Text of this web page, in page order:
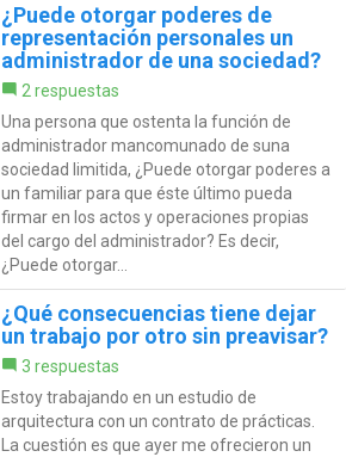
¿Puede otorgar poderes de
representación personales un
administrador de una sociedad?
2 respuestas
Una persona que ostenta la función de
administrador mancomunado de suna
sociedad limitida, ¿Puede otorgar poderes a
un familiar para que éste último pueda
firmar en los actos y operaciones propias
del cargo del administrador? Es decir,
¿Puede otorgar...
¿Qué consecuencias tiene dejar
un trabajo por otro sin preavisar?
3 respuestas
Estoy trabajando en un estudio de
arquitectura con un contrato de prácticas.
La cuestión es que ayer me ofrecieron un